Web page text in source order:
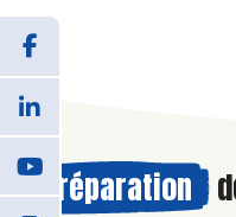
Préparation